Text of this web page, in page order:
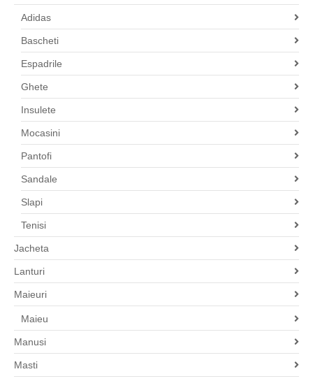
Adidas
Bascheti
Espadrile
Ghete
Insulete
Mocasini
Pantofi
Sandale
Slapi
Tenisi
Jacheta
Lanturi
Maieuri
Maieu
Manusi
Masti